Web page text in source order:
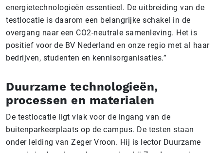
energietechnologieën essentieel. De uitbreiding van de
testlocatie is daarom een belangrijke schakel in de
overgang naar een CO2-neutrale samenleving. Het is
positief voor de BV Nederland en onze regio met al haar
bedrijven, studenten en kennisorganisaties.”
Duurzame technologieën,
processen en materialen
De testlocatie ligt vlak voor de ingang van de
buitenparkeerplaats op de campus. De testen staan
onder leiding van Zeger Vroon. Hij is lector Duurzame